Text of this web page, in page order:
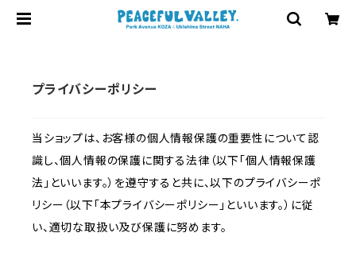
プライバシーポリシー
当ショップは、お客様の個人情報保護の重要性について認
識し、個人情報の保護に関する法律（以下「個人情報保護
法」といいます。）を遵守すると共に、以下のプライバシーポ
リシー（以下「本プライバシーポリシー」といいます。）に従
い、適切な取扱い及び保護に努めます。